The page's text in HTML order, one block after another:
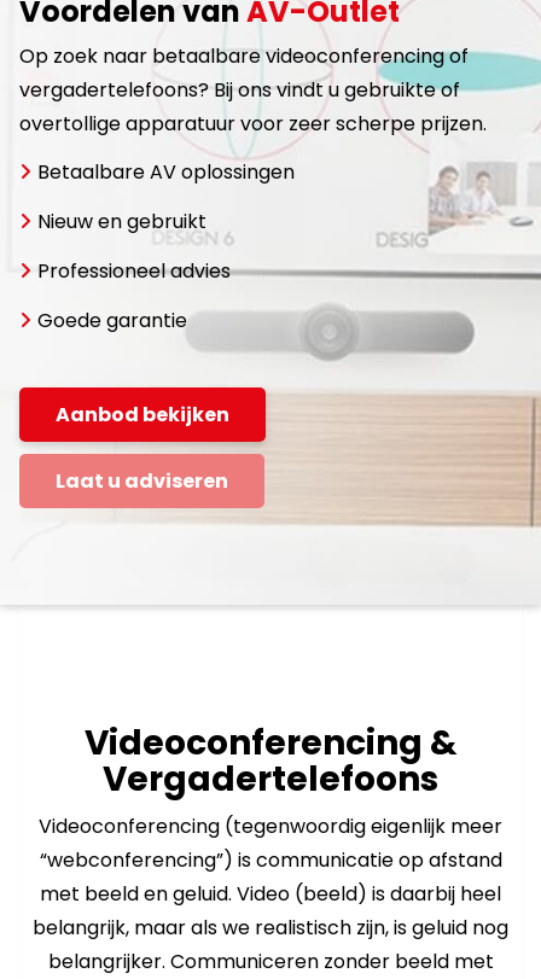
Voordelen vanAV-Outlet
Op zoek naar betaalbare videoconferencing of
vergadertelefoons? Bij ons vindt u gebruikte of
overtollige apparatuur voor zeer scherpe prijzen.
Betaalbare AV oplossingen
Nieuw en gebruikt
Professioneel advies
Goede garantie
Aanbod bekijken
Laat u adviseren
Videoconferencing &
Vergadertelefoons
Videoconferencing (tegenwoordig eigenlijk meer
“webconferencing”) is communicatie op afstand
met beeld en geluid. Video (beeld) is daarbij heel
belangrijk, maar als we realistisch zijn, is geluid nog
belangrijker. Communiceren zonder beeld met